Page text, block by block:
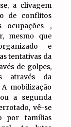
a clivagem
de conflitos
ocupações ,
mesmo que
e
tentativas da
de golpes,
através da
mobilização
a segunda
vê-se
por famílias